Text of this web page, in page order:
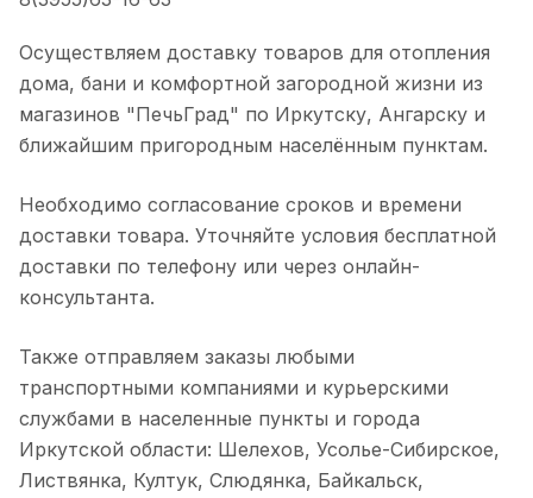
Осуществляем доставку товаров для отопления
дома, бани и комфортной загородной жизни из
магазинов "ПечьГрад" по Иркутску, Ангарску и
ближайшим пригородным населённым пунктам.
Необходимо согласование сроков и времени
доставки товара. Уточняйте условия бесплатной
доставки по телефону или через онлайн-
консультанта.
Также отправляем заказы любыми
транспортными компаниями и курьерскими
службами в населенные пункты и города
Иркутской области: Шелехов, Усолье-Сибирское,
Листвянка, Култук, Слюдянка, Байкальск,